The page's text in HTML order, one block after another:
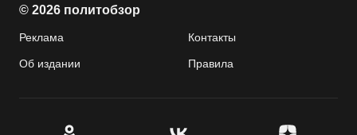
© 2026 политобзор
Реклама Контакты
Об издании Правила